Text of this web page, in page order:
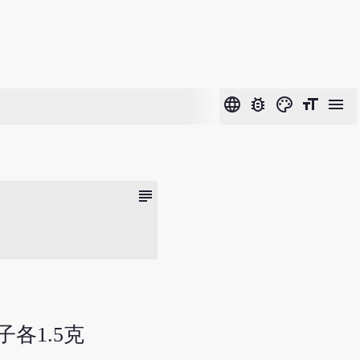
language bug_report color_lens format_size menu
subject
各1.5克